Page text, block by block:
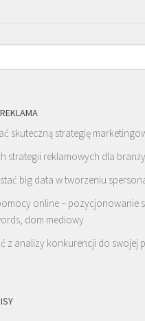
skuteczną strategię
strategii reklamowych dla
big data w tworzeniu
online – pozycjonowanie
dom mediowy
z analizy konkurencji do swojej